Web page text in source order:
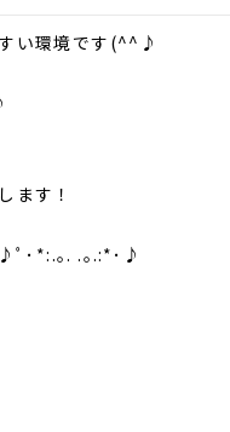
い環境です(^^♪
ます！
ﾟ･*:.｡. .｡.:*･♪